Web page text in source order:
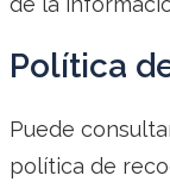
Política
Puede
política de